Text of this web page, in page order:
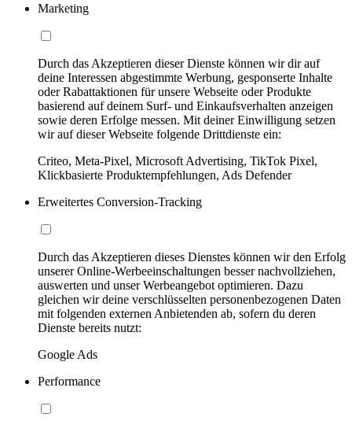
Marketing
Durch das Akzeptieren dieser Dienste können wir dir auf
deine Interessen abgestimmte Werbung, gesponserte Inhalte
oder Rabattaktionen für unsere Webseite oder Produkte
basierend auf deinem Surf- und Einkaufsverhalten anzeigen
sowie deren Erfolge messen. Mit deiner Einwilligung setzen
wir auf dieser Webseite folgende Drittdienste ein:
Criteo, Meta-Pixel, Microsoft Advertising, TikTok Pixel,
Klickbasierte Produktempfehlungen, Ads Defender
Erweitertes Conversion-Tracking
Durch das Akzeptieren dieses Dienstes können wir den Erfolg
unserer Online-Werbeeinschaltungen besser nachvollziehen,
auswerten und unser Werbeangebot optimieren. Dazu
gleichen wir deine verschlüsselten personenbezogenen Daten
mit folgenden externen Anbietenden ab, sofern du deren
Dienste bereits nutzt:
Google Ads
Performance